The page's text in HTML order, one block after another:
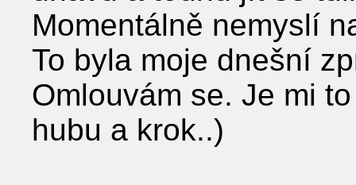
Momentálně nemyslí
To byla moje dnešní
Omlouvám se. Je mi
hubu a krok..)